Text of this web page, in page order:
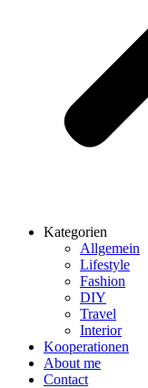
Kategorien
Allgemein
Lifestyle
Fashion
DIY
Travel
Interior
Kooperationen
About me
Contact